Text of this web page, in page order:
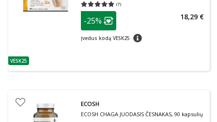
patarimas
VESK25
(7)
Vidutinis įvertinimas 5.00
patarimas
Lojalumo klubo narių nuolaida
-25%
Įvedus kodą VESK25 patarimas
18,29 €
ECOSH
ECOSH CHAGA JUODASIS ČESNAKAS, 90 kapsulių